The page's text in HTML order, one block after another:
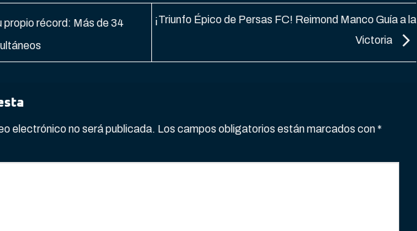
propio récord: Más de 34
¡Triunfo Épico de Persas FC! Reimond Manco Guía a la
Victoria
electrónico no será publicada. Los campos obligatorios están marcados con*